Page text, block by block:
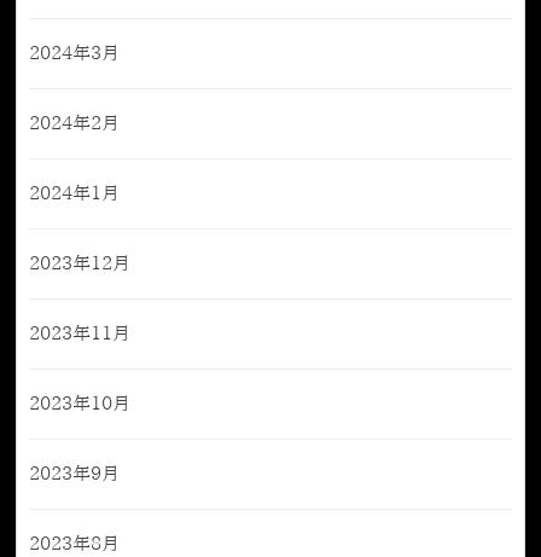
2024年3月
2024年2月
2024年1月
2023年12月
2023年11月
2023年10月
2023年9月
2023年8月